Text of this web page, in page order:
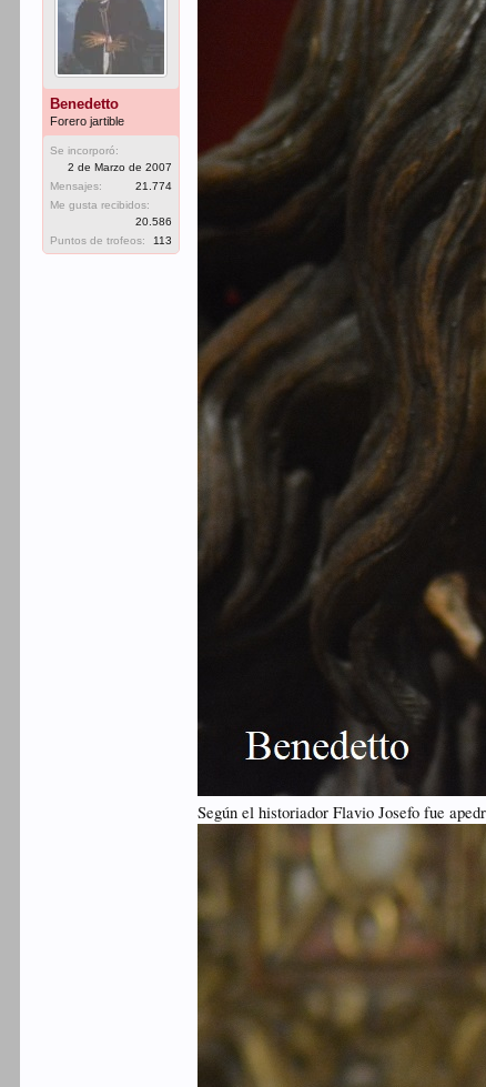
Benedetto
Forero jartible
Se incorporó:
2 de Marzo de 2007
Mensajes:
21.774
Me gusta recibidos:
20.586
Puntos de trofeos:
113
Según el historiador Flavio Josefo fue